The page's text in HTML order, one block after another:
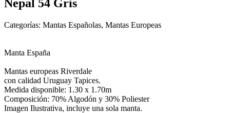
Nepal 54 Gris
Categorías: Mantas Españolas, Mantas Europeas
Manta España
Mantas europeas Riverdale
con calidad Uruguay Tapices.
Medida disponible: 1.30 x 1.70m
Composición: 70% Algodón y 30% Poliester
Imagen Ilustrativa, incluye una sola manta.